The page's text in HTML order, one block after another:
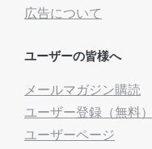
広告について
ユーザーの皆様へ
メールマガジン購読
ユーザー登録（無料）
ユーザーページ